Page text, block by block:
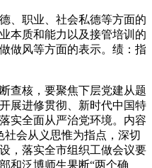
职业、社会私德等方面的
本质和能力以及接管培训的
做风等方面的表示。绩：指
核，要聚焦下层党建从题
展进修贯彻、新时代中国特
实全面从严治党环境。内容
社会从义思惟为指点，深切
，落实全市组织工做会议要
和泛博师生果断“两个确